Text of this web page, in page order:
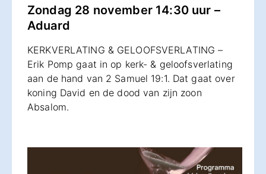
Zondag 28 november 14:30 uur –
Aduard
KERKVERLATING & GELOOFSVERLATING –
Erik Pomp gaat in op kerk- & geloofsverlating
aan de hand van 2 Samuel 19:1. Dat gaat over
koning David en de dood van zijn zoon
Absalom.